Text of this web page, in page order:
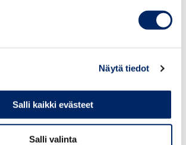
Näytä tiedot
Salli kaikki evästeet
Salli valinta
mukaista olisi, että
kohdistettaisi yritystoimintaan ja